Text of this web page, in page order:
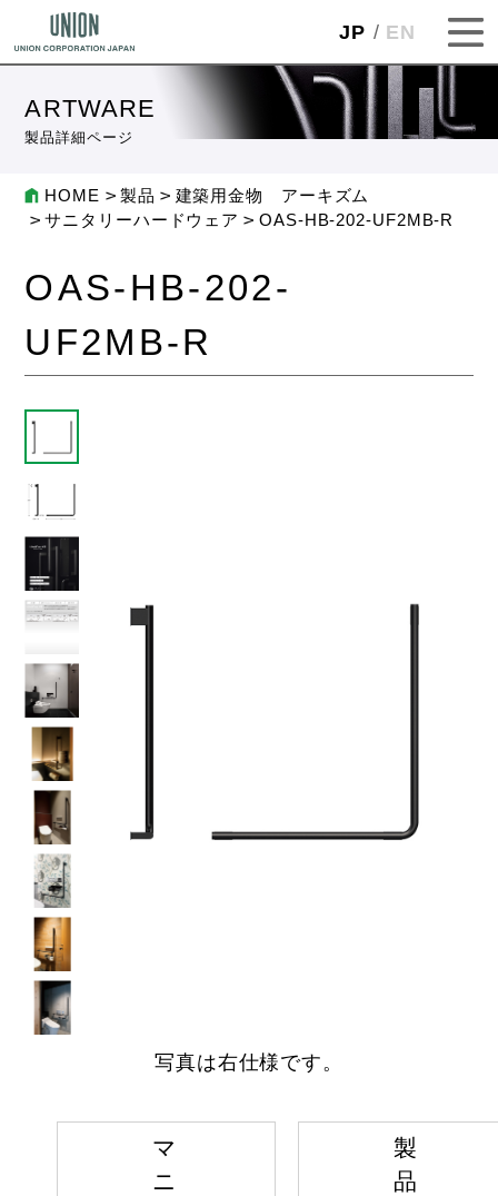
JP EN
ARTWARE
製品詳細ページ
HOME 製品
建築用金物 アーキズム
サニタリーハードウェア
OAS-HB-202-UF2MB-R
OAS-HB-202-
UF2MB-R
写真は右仕様です。
マ
ニ
製
品